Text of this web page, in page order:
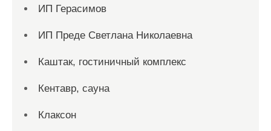
ИП Герасимов
ИП Преде Светлана Николаевна
Каштак, гостиничный комплекс
Кентавр, сауна
Клаксон